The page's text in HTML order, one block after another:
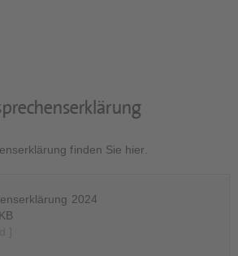
finden Sie hier.
2024